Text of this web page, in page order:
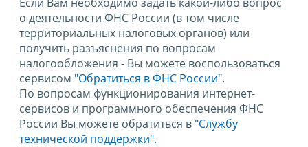
о деятельности ФНС России (в том числе
территориальных налоговых органов) или
получить разъяснения по вопросам
налогообложения - Вы можете воспользоваться
сервисом "Обратиться в ФНС России".
По вопросам функционирования интернет-
сервисов и программного обеспечения ФНС
России Вы можете обратиться в "Службу
технической поддержки".